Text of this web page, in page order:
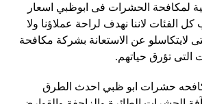
لمكافحة الحشرات فى ابوظبي اسعار
الفئات لاننا نهدف لراحة عملاؤنا ولا
لايتكاسلو عن الاستعانة بشركة مكافحة
تؤرق حياتهم.
حشرات ابو ظبي احدث الطرق